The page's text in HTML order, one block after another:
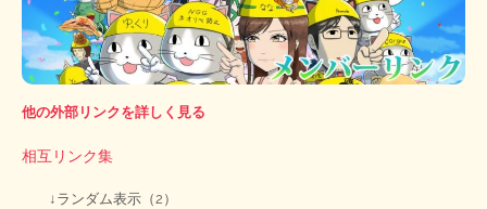
他の外部リンクを詳しく見る
相互リンク集
↓ランダム表示（2）